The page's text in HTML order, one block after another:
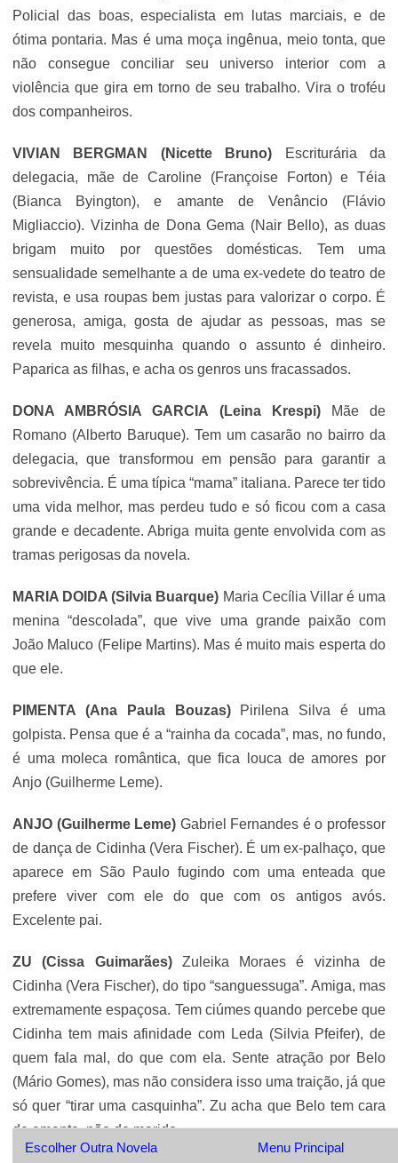
Policial das boas, especialista em lutas marciais, e de
ótima pontaria. Mas é uma moça ingênua, meio tonta, que
não consegue conciliar seu universo interior com a
violência que gira em torno de seu trabalho. Vira o troféu
dos companheiros.
VIVIAN BERGMAN (Nicette Bruno) Escriturária da
delegacia, mãe de Caroline (Françoise Forton) e Téia
(Bianca Byington), e amante de Venâncio (Flávio
Migliaccio). Vizinha de Dona Gema (Nair Bello), as duas
brigam muito por questões domésticas. Tem uma
sensualidade semelhante a de uma ex-vedete do teatro de
revista, e usa roupas bem justas para valorizar o corpo. É
generosa, amiga, gosta de ajudar as pessoas, mas se
revela muito mesquinha quando o assunto é dinheiro.
Paparica as filhas, e acha os genros uns fracassados.
DONA AMBRÓSIA GARCIA (Leina Krespi)Mãe de
Romano (Alberto Baruque). Tem um casarão no bairro da
delegacia, que transformou em pensão para garantir a
sobrevivência. É uma típica “mama” italiana. Parece ter tido
uma vida melhor, mas perdeu tudo e só ficou com a casa
grande e decadente. Abriga muita gente envolvida com as
tramas perigosas da novela.
MARIA DOIDA (Silvia Buarque) Maria Cecília Villar é uma
menina “descolada”, que vive uma grande paixão com
João Maluco (Felipe Martins). Mas é muito mais esperta do
que ele.
PIMENTA (Ana Paula Bouzas)Pirilena Silva é uma
golpista. Pensa que é a “rainha da cocada”, mas, no fundo,
é uma moleca romântica, que fica louca de amores por
Anjo (Guilherme Leme).
ANJO (Guilherme Leme) Gabriel Fernandes é o professor
de dança de Cidinha (Vera Fischer). É um ex-palhaço, que
aparece em São Paulo fugindo com uma enteada que
prefere viver com ele do que com os antigos avós.
Excelente pai.
ZU (Cissa Guimarães)Zuleika Moraes é vizinha de
Cidinha (Vera Fischer), do tipo “sanguessuga”. Amiga, mas
extremamente espaçosa. Tem ciúmes quando percebe que
Cidinha tem mais afinidade com Leda (Silvia Pfeifer), de
quem fala mal, do que com ela. Sente atração por Belo
(Mário Gomes), mas não considera isso uma traição, já que
só quer “tirar uma casquinha”. Zu acha que Belo tem cara
de amante, não de marido.
Escolher Outra Novela
Menu Principal